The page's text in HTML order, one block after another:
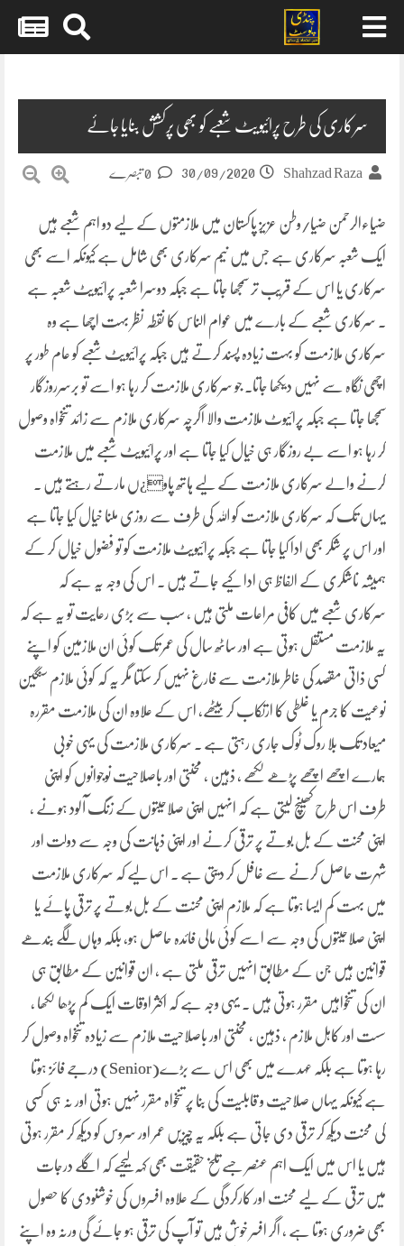
سرکاری کی طرح پرائیویٹ شعبے کو بھی پرکشش بنایا جائے
Shahzad Raza
30/09/2020
ضیاءالرحمن ضیا/وطن عزیز پاکستان میں ملازمتوں کے لیے دو اہم شعبے ہیں
ایک شعبہ سرکاری ہے جس میں نیم سرکاری بھی شامل ہے کیونکہ اسے بھی
سرکاری یا اس کے قریب تر سمجھا جاتا ہے جبکہ دوسرا شعبہ پرائیویٹ شعبہ ہے
۔ سرکاری شعبے کے بارے میں عوام الناس کا نقطہ نظر بہت اچھا ہے وہ
سرکاری ملازمت کو بہت زیادہ پسند کرتے ہیں جبکہ پرائیویٹ شعبے کو عام طور پر
اچھی نگاہ سے نہیں دیکھا جاتا۔ جو سرکاری ملازمت کر رہا ہو اسے تو برسرروزگار
سمجھا جاتا ہے جبکہ پرائیوٹ ملازمت والا اگرچہ سرکاری ملازم سے زائد تنخواہ وصول
کر رہا ہو اسے بے روزگار ہی خیال کیا جاتا ہے اور پرائیویٹ شعبے میں ملازمت
کرنے والے سرکاری ملازمت کے لیے ہاتھ پاو¿ں مارتے رہتے ہیں ۔
یہاں تک کہ سرکاری ملازمت کو اللہ کی طرف سے روزی ملنا خیال کیا جاتا ہے
اور اس پر شکر بھی ادا کیا جاتا ہے جبکہ پرائیویٹ ملازمت کو تو فضول خیال کر کے
ہمیشہ ناشکری کے الفاظ ہی ادا کیے جاتے ہیں ۔ اس کی وجہ یہ ہے کہ
سرکاری شعبے میں کافی مراعات ملتی ہیں ، سب سے بڑی رعایت تو یہ ہے کہ
یہ ملازمت مستقل ہوتی ہے اور ساٹھ سال کی عمر تک کوئی ان ملازمین کو اپنے
کسی ذاتی مقصد کی خاطر ملازمت سے فارغ نہیں کر سکتا مگر یہ کہ کوئی ملازم سنگین
نوعیت کا جرم یا غلطی کا ارتکاب کر بیٹھے، اس کے علاوہ ان کی ملازمت مقررہ
میعاد تک بلا روک ٹوک جاری رہتی ہے ۔ سرکاری ملازمت کی یہی خوبی
ہمارے اچھے اچھے پڑھے لکھے ، ذہین ، محنتی اور باصلاحیت نوجوانوں کو اپنی
طرف اس طرح کھینچ لیتی ہے کہ انہیں اپنی صلاحیتوں کے زنگ آلود ہونے ،
اپنی محنت کے بل بوتے پر ترقی کرنے اور اپنی ذہانت کی وجہ سے دولت اور
شہرت حاصل کرنے سے غافل کر دیتی ہے ۔ اس لیے کہ سرکاری ملازمت
میں بہت کم ایسا ہوتا ہے کہ ملازم اپنی محنت کے بل بوتے پر ترقی پائے یا
اپنی صلاحیتوں کی وجہ سے اسے کوئی مالی فائدہ حاصل ہو، بلکہ وہاں لگے بندھے
قوانین ہیں جن کے مطابق انہیں ترقی ملتی ہے ، ان قوانین کے مطابق ہی
ان کی تنخواہیں مقرر ہوتی ہیں ۔ یہی وجہ ہے کہ اکثر اوقات ایک کم پڑھا لکھا ،
سست اور کاہل ملازم ، ذہین ، محنتی اور باصلاحیت ملازم سے زیادہ تنخواہ وصول کر
رہا ہوتا ہے بلکہ عہدے میں بھی اس سے بڑے(Senior) درجے فائز ہوتا
ہے کیونکہ یہاں صلاحیت و قابلیت کی بنا پر تنخواہ مقرر نہیں ہوتی اور نہ ہی کسی
کی محنت دیکھ کر ترقی دی جاتی ہے بلکہ یہ چیزیں عمر اور سروس کو دیکھ کر مقرر ہوتی
ہیں یا اس میں ایک اہم عنصر جسے تلخ حقیقت بھی کہہ لیجیے کہ اگلے درجات
میں ترقی کے لیے محنت اور کارکردگی کے علاوہ افسروں کی خوشنودی کا حصول
بھی ضروری ہوتا ہے ، اگر افسر خوش ہیں تو آپ کی ترقی ہو جائے گی ورنہ وہ اپنے